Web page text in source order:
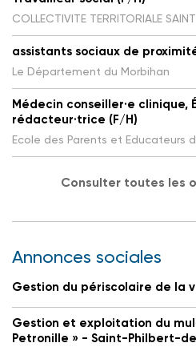
COLLECTIVITE TERRITORIALE
assistants sociaux de
Le Département du Morbihan
Médecin conseiller·e clinique,
rédacteur·trice (F/H)
Ecole des Parents et Educateurs
Consulter toutes les
Annonces sociales
Gestion du périscolaire de la
Gestion et exploitation du
Petronille » - Saint-Philbert-